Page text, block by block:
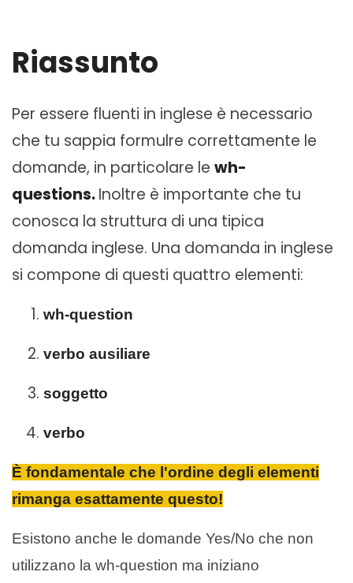
Riassunto
Per essere fluenti in inglese è necessario
che tu sappia formulre correttamente le
domande, in particolare le wh-
questions.Inoltre è importante che tu
conosca la struttura di una tipica
domanda inglese. Una domanda in inglese
si compone di questi quattro elementi:
wh-question
verbo ausiliare
soggetto
verbo
È fondamentale che l'ordine degli elementi
rimanga esattamente questo!
Esistono anche le domande Yes/No che non
utilizzano la wh-question ma iniziano